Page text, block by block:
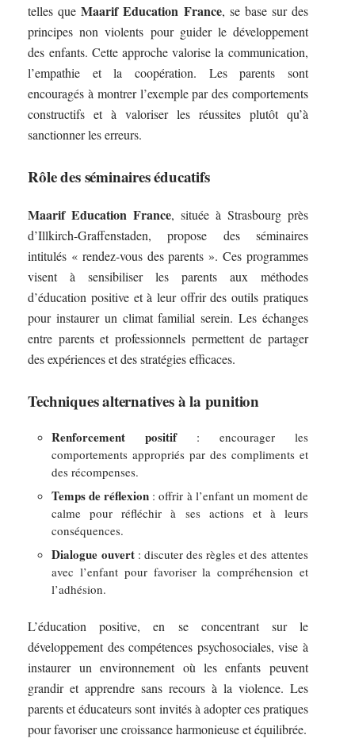
telles queMaarif Education France, se base sur des
principes non violents pour guider le développement
des enfants. Cette approche valorise la communication,
l’empathie et la coopération. Les parents sont
encouragés à montrer l’exemple par des comportements
constructifs et à valoriser les réussites plutôt qu’à
sanctionner les erreurs.
Rôle des séminaires éducatifs
Maarif Education France, située à Strasbourg près
d’Illkirch-Graffenstaden, propose des séminaires
intitulés « rendez-vous des parents ». Ces programmes
visent à sensibiliser les parents aux méthodes
d’éducation positive et à leur offrir des outils pratiques
pour instaurer un climat familial serein. Les échanges
entre parents et professionnels permettent de partager
des expériences et des stratégies efficaces.
Techniques alternatives à la punition
Renforcement positif: encourager les
comportements appropriés par des compliments et
des récompenses.
Temps de réflexion : offrir à l’enfant un moment de
calme pour réfléchir à ses actions et à leurs
conséquences.
Dialogue ouvert: discuter des règles et des attentes
avec l’enfant pour favoriser la compréhension et
l’adhésion.
L’éducation positive, en se concentrant sur le
développement des compétences psychosociales, vise à
instaurer un environnement où les enfants peuvent
grandir et apprendre sans recours à la violence. Les
parents et éducateurs sont invités à adopter ces pratiques
pour favoriser une croissance harmonieuse et équilibrée.